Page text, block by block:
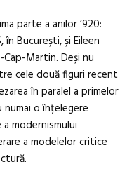
parte a anilor ’920:
București, și Eileen
Cap-Martin. Deși nu
cele două figuri recent
în paralel a primelor
o înțelegere
modernismului
a modelelor critice